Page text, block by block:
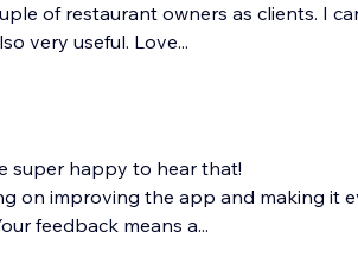
of restaurant owners as clients. I
very useful. Love...
super happy to hear that!
on improving the app and making it
feedback means a...